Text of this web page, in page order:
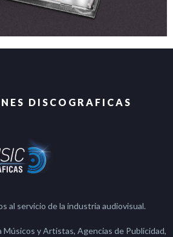
DISCOGRAFICAS
al servicio de la industria audiovisual.
y Artistas, Agencias de Publicidad,